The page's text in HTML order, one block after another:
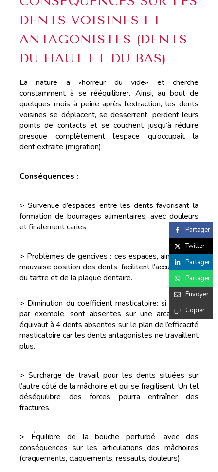
DENTS VOISINES ET
ANTAGONISTES (DENTS
DU HAUT ET DU BAS)
La nature a «horreur du vide» et cherche
constamment à se rééquilibrer. Ainsi, au bout de
quelques mois à peine après l’extraction, les dents
voisines se déplacent, se desserrent, perdent leurs
points de contacts et se couchent jusqu’à réduire
presque complètement l’espace qu’occupait la
dent extraite (migration).
Conséquences :
> Survenue d’espaces entre les dents favorisant la
formation de bourrages alimentaires, avec douleurs
et finalement caries.
> Problèmes de gencives : ces espaces, ainsi que la
mauvaise position des dents, facilitent l’accumulation
du tartre et de la plaque dentaire.
> Diminution du coefficient masticatoire: si 2 dents,
par exemple, sont absentes sur une arcade, cela
équivaut à 4 dents absentes sur le plan de l’efficacité
masticatoire car les dents antagonistes ne travaillent
plus.
> Surcharge de travail pour les dents situées sur
l’autre côté de la mâchoire et qui se fragilisent. Un tel
déséquilibre des forces pourra entraîner des
fractures.
> Équilibre de la bouche perturbé, avec des
conséquences sur les articulations des mâchoires
(craquements, claquements, ressauts, douleurs).
Partager
Twitter
Partager
Partager
Envoyer
Copier